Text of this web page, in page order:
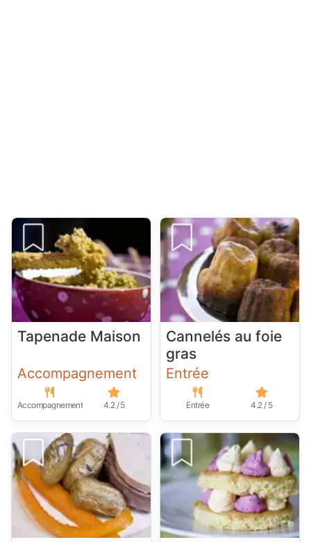
Tapenade Maison
Accompagnement
Accompagnement 4.2 / 5
Cannelés au foie
gras
Entrée
Entrée 4.2 / 5